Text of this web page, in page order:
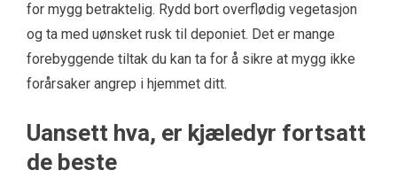
for mygg betraktelig. Rydd bort overflødig vegetasjon
og ta med uønsket rusk til deponiet. Det er mange
forebyggende tiltak du kan ta for å sikre at mygg ikke
forårsaker angrep i hjemmet ditt.
Uansett hva, er kjæledyr fortsatt
de beste